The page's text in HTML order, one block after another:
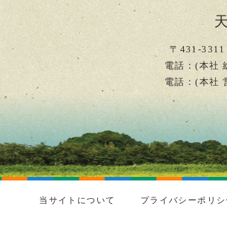
〒431-3311
電話：(本社
電話：(本社
当サイトについて プライバシーポリシ